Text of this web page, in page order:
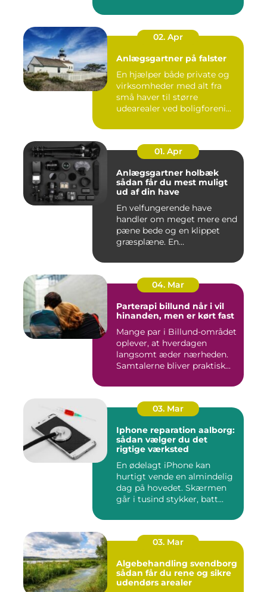
02. Apr
Anlægsgartner på falster
En hjælper både private og
virksomheder med alt fra
små haver til større
udearealer ved boligforeni...
01. Apr
Anlægsgartner holbæk
sådan får du mest muligt
ud af din have
En velfungerende have
handler om meget mere end
pæne bede og en klippet
græsplæne. En
04. Mar
Parterapi billund når i vil
hinanden, men er kørt fast
Mange par i Billund-området
oplever, at hverdagen
langsomt æder nærheden.
Samtalerne bliver praktisk...
03. Mar
Iphone reparation aalborg:
sådan vælger du det
rigtige værksted
En ødelagt iPhone kan
hurtigt vende en almindelig
dag på hovedet. Skærmen
går i tusind stykker, batt...
03. Mar
Algebehandling svendborg
sådan får du rene og sikre
udendørs arealer